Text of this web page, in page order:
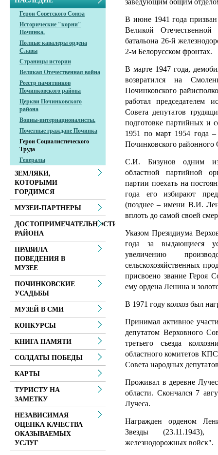
В июне 1941 года
Великой
батальона 26-й
2-м Белорусском фронтах.
В марте 1947 года,
возвратился на
Починковского
работал председателем
Совета депутатов
подготовке партийных и
1951 по март 1954 года –
Починковского районного
С.И. Бизунов одним из
областной партийной
партии поехать на
года его избирают
(позднее – имени В.И.
вплоть до самой своей
Указом Президиума
года за выдающиеся
увеличению
сельскохозяйственных
присвоено звание Героя
ему ордена Ленина и
В 1971 году колхоз был
Принимал активное
депутатом Верховного
третьего съезда
областного комитетов
Совета народных
Проживал в деревне
области. Скончался 7
Лучеса.
Награжден орденом
Звезды
железнодорожных войск".
Герои Советского Союза
Исторические "корни"
Починка.
Полные кавалеры ордена
Славы
Страницы истории
Великая Отечественная война
Реестр памятников
Починковского района
Церкви Починковского
района
Воины-интернационалисты.
Почетные граждане Починка
Герои Социалистического
Труда
Генералы
ЗЕМЛЯКИ,
КОТОРЫМИ
ГОРДИМСЯ
МУЗЕИ-ПАРТНЕРЫ
ДОСТОПРИМЕЧАТЕЛЬНОСТИ
РАЙОНА
ПРАВИЛА
ПОВЕДЕНИЯ В
МУЗЕЕ
ПОЧИНКОВСКИЕ
УСАДЬБЫ
МУЗЕЙ В СМИ
КОНКУРСЫ
КНИГА ПАМЯТИ
СОЛДАТЫ ПОБЕДЫ
КАРТЫ
ТУРИСТУ НА
ЗАМЕТКУ
НЕЗАВИСИМАЯ
ОЦЕНКА КАЧЕСТВА
ОКАЗЫВАЕМЫХ
УСЛУГ